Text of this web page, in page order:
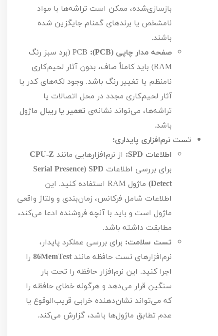
بازسازی‌شده، ممکن است تراشه‌ها با مواد
نامشخص یا برندهای گمنام جایگزین شده
باشند.
صفحه مدار چاپی (PCB
):
PCB (برد سبز رنگ
RAM) باید کاملاً صاف، بدون آثار لحیم‌کاری
نامنظم یا تغییر رنگ باشد. وجود لکه‌های کدر یا
آثار لحیم‌کاری مجدد در محل اتصالات یا
تراشه‌ها، می‌تواند نشانه‌ی تعمیر یا ریبال ماژول
باشد.
تست نرم‌افزاری پایداری:
اطلاعات SPD
: از نرم‌افزارهایی مانند CPU-Z
برای بررسی اطلاعات SPD
(
Serial Presence
Detect
) ماژول RAM استفاده کنید. این
اطلاعات شامل فرکانس، زمان‌بندی و ولتاژ واقعی
ماژول است و باید با آنچه فروشنده ادعا می‌کند،
مطابقت داشته باشد.
تست سلامت: برای بررسی عملکرد پایدار،
نرم‌افزارهای تست حافظه مانند MemTest
86 را
اجرا کنید. این نرم‌افزار حافظه را تحت بار
سنگین قرار می‌دهد و هرگونه خطای حافظه را
که می‌تواند نشان‌دهنده خرابی قریب‌الوقوع یا
عدم تطابق ماژول‌ها باشد، گزارش می‌کند.